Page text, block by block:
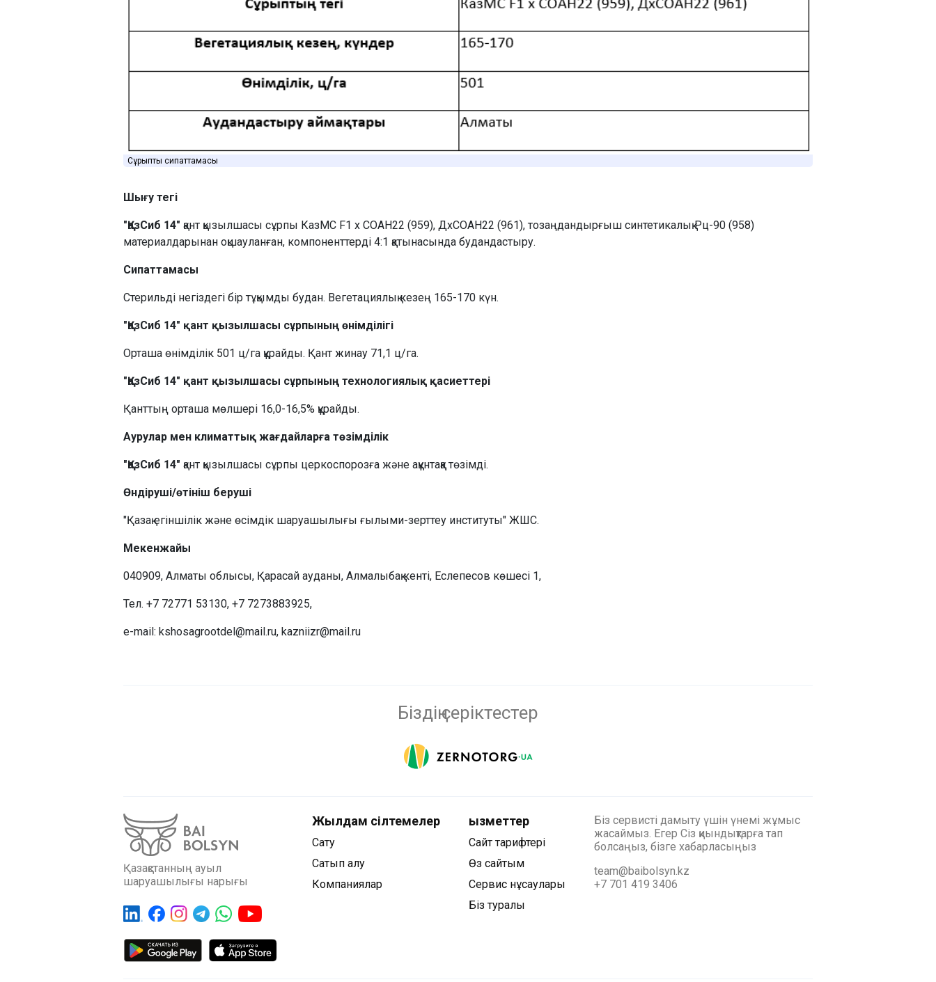
Сұрыптың сипаттамасы
Шығу тегі
"ҚазСиб 14" қант қызылшасы сұрпы КазМС F1 х СОАН22 (959), ДхСОАН22 (961), тозаңдандырғыш синтетикалық Рц-90 (958)
материалдарынан оқшауланған, компоненттерді 4:1 қатынасында будандастыру.
Сипаттамасы
Стерильді негіздегі бір тұқымды будан. Вегетациялық кезең 165-170 күн.
"ҚазСиб 14" қант қызылшасы сұрпының өнімділігі
Орташа өнімділік 501 ц/га құрайды. Қант жинау 71,1 ц/га.
"ҚазСиб 14" қант қызылшасы сұрпының технологиялық қасиеттері
Қанттың орташа мөлшері 16,0-16,5% құрайды.
Аурулар мен климаттық жағдайларға төзімділік
"ҚазСиб 14" қант қызылшасы сұрпы церкоспорозға және ақұнтаққа төзімді.
Өндіруші/өтініш беруші
"Қазақ егіншілік және өсімдік шаруашылығы ғылыми-зерттеу институты" ЖШС.
Мекенжайы
040909, Алматы облысы, Қарасай ауданы, Алмалыбақ кенті, Еслепесов көшесі 1,
Тел. +7 72771 53130, +7 7273883925,
e-mail: kshosagrootdel@mail.ru, kazniizr@mail.ru
Біздің серіктестер
Қазақстанның ауыл
шаруашылығы нарығы
Жылдам сілтемелер
Сату
Сатып алу
Компаниялар
Қызметтер
Сайт тарифтері
Өз сайтым
Сервис нұсқаулары
Біз туралы
Біз сервисті дамыту үшін үнемі жұмыс
жасаймыз. Егер Сіз қиындықтарға тап
болсаңыз, бізге хабарласыңыз
team@baibolsyn.kz
+7 701 419 3406